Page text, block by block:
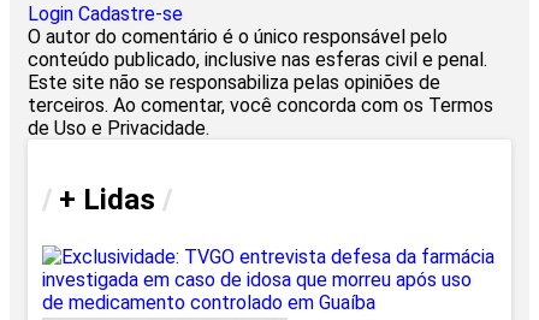
Login Cadastre-se
O autor do comentário é o único responsável pelo
conteúdo publicado, inclusive nas esferas civil e penal.
Este site não se responsabiliza pelas opiniões de
terceiros. Ao comentar, você concorda com os Termos
de Uso e Privacidade.
/ + Lidas /